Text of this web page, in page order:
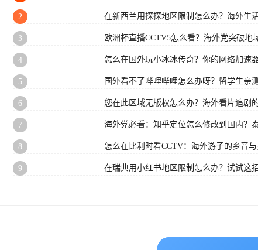
2 在新西兰用探探地区限制怎么办？海外生
3 欧洲杯直播CCTV5怎么看？海外党突破地
4 怎么在国外玩小冰冰传奇？你的网络加速
5 国外看不了哔哩哔哩怎么办呀？留学生亲
6 您在此区域无版权怎么办？海外看片追剧
7 海外党必看：知乎定位怎么修改到国内？
8 怎么在比利时看CCTV：海外游子的乡音与
9 在瑞典用小红书地区限制怎么办？试试这